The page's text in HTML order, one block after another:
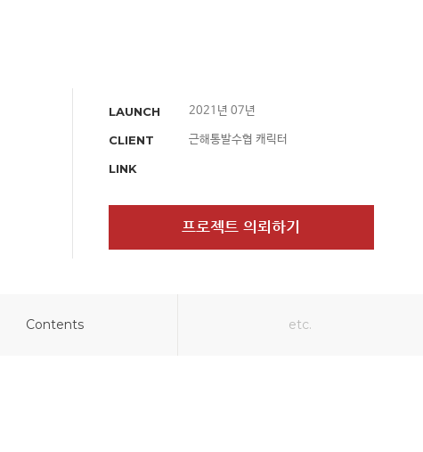
LAUNCH 2021년 07년
CLIENT 근해통발수협 캐릭터
LINK
프로젝트 의뢰하기
Contents etc.